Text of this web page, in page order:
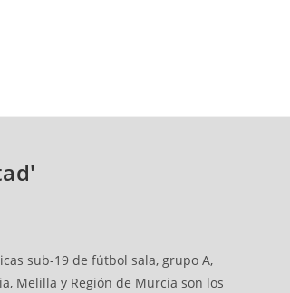
sub-19 de fútbol sala, grupo A,
Melilla y Región de Murcia son los